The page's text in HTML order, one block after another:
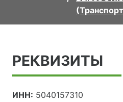
РЕКВИЗИТЫ
ИНН: 5040157310